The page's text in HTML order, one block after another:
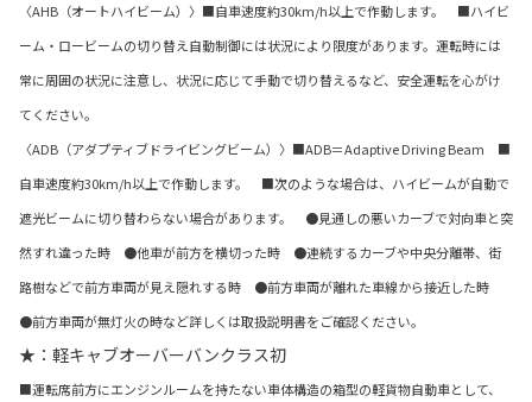
〈AHB（オートハイビーム）〉■自車速度約30km/h以上で作動します。 ■ハイビ
ーム・ロービームの切り替え自動制御には状況により限度があります。運転時には
常に周囲の状況に注意し、状況に応じて手動で切り替えるなど、安全運転を心がけ
てください。
〈ADB（アダプティブドライビングビーム）〉■ADB＝Adaptive Driving Beam ■
自車速度約30km/h以上で作動します。 ■次のような場合は、ハイビームが自動で
遮光ビームに切り替わらない場合があります。 ●見通しの悪いカーブで対向車と突
然すれ違った時 ●他車が前方を横切った時 ●連続するカーブや中央分離帯、街
路樹などで前方車両が見え隠れする時 ●前方車両が離れた車線から接近した時
●前方車両が無灯火の時など詳しくは取扱説明書をご確認ください。
★：軽キャブオーバーバンクラス初
■運転席前方にエンジンルームを持たない車体構造の箱型の軽貨物自動車として、